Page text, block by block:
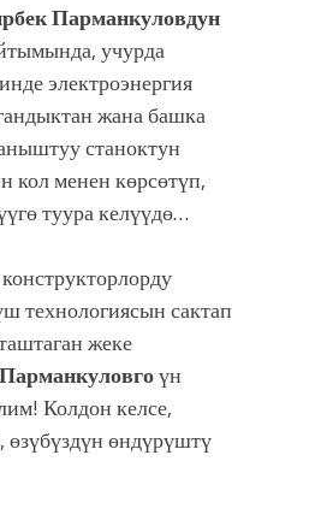
Парманкуловдун
учурда
электроэнергия
жана башка
станоктун
кол менен көрсөтүп,
туура келүүдө…
технологиясын сактап
жеке
үн
Колдон келсе,
өзүбүздүн өндүрүштү